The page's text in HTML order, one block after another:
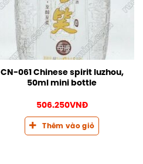
CN-061 Chinese spirit luzhou,
50ml mini bottle
506.250VNĐ
Thêm vào giỏ